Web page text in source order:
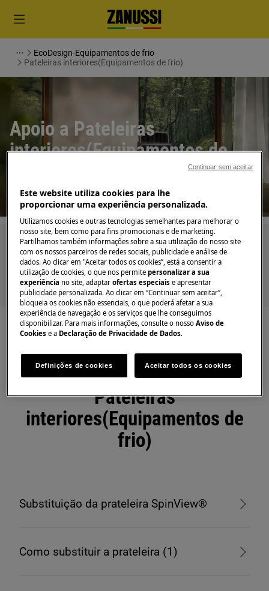
EcoDesign-Equipamentos de frio
Pateleiras interiores(Equipamentos de frio)
Apoio a Pateleiras
interiores(Equipamentos de
Pesquise entre os nossos artigos de suporte
Artigos recomendados para
Pateleiras
interiores(Equipamentos de
frio)
Substituição da prateleira SpinView®
Como substituir a prateleira (1)
Este website utiliza cookies para lhe
proporcionar uma experiência personalizada.
Utilizamos cookies e outras tecnologias semelhantes para melhorar o
nosso site, bem como para fins promocionais e de marketing.
Partilhamos também informações sobre a sua utilização do nosso site
com os nossos parceiros de redes sociais, publicidade e análise de
dados. Ao clicar em "Aceitar todos os cookies”, está a consentir a
utilização de cookies, o que nos permitepersonalizar a sua
experiência no site, adaptarofertas especiaise apresentar
publicidade personalizada. Ao clicar em “Continuar sem aceitar”,
bloqueia os cookies não essenciais, o que poderá afetar a sua
experiência de navegação e os serviços que lhe conseguimos
disponibilizar. Para mais informações, consulte o nossoAviso de
Cookies e a Declaração de Privacidade de Dados.
Definições de cookies Aceitar todos os cookies
Continuar sem aceitar